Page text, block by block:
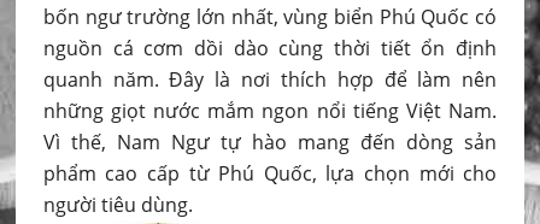
bốn ngư trường lớn nhất, vùng biển Phú Quốc có
nguồn cá cơm dồi dào cùng thời tiết ổn định
quanh năm. Đây là nơi thích hợp để làm nên
những giọt nước mắm ngon nổi tiếng Việt Nam.
Vì thế, Nam Ngư tự hào mang đến dòng sản
phẩm cao cấp từ Phú Quốc, lựa chọn mới cho
người tiêu dùng.